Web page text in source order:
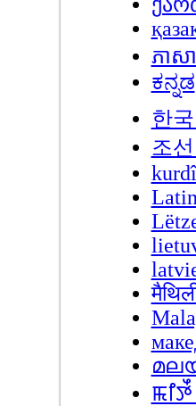
ភាសា
ಕನ್ನಡ
한
조
kurdî